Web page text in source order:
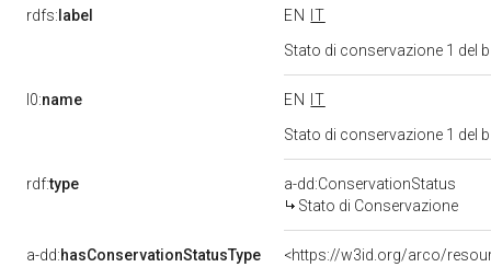
rdfs: label EN
IT
Stato di conservazione 1 del
l0:name EN
IT
Stato di conservazione 1 del
rdf:type
a-dd:ConservationStatus
Stato di Conservazione
a-dd:hasConservationStatusType
<https://w3id.org/arco/